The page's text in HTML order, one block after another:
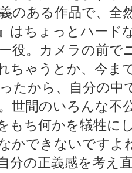
のある作品で、全
はちょっとハード
役。カメラの前で
ちゃうとか、今ま
たから、自分の中
世間のいろんな不
もち何かを犠牲に
かできないですよ
分の正義感を考え